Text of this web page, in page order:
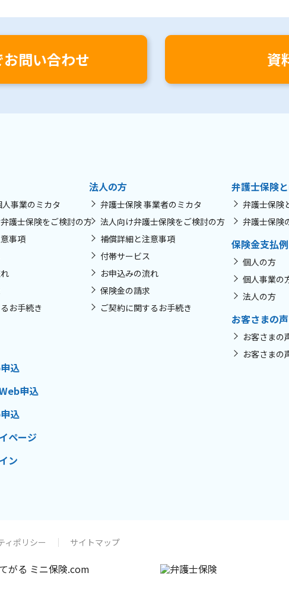
問い合わせ 資
事業のミカタ
護士保険をご検討の方
事項
お手続き
法人の方
弁護士保険 事業者のミカタ
法人向け弁護士保険をご検討の方
補償詳細と注意事項
付帯サービス
お申込みの流れ
保険金の請求
ご契約に関するお手続き
弁護士保険
弁護士保険
弁護士保険
保険金支払例
個人の方
個人事業の
法人の方
お客さまの声
お客さまの
お客さまの
込
申込
込
ページ
ン
ィポリシー サイトマップ